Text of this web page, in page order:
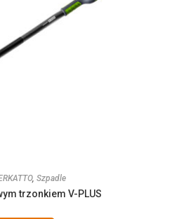
, Szpadle
trzonkiem V-PLUS